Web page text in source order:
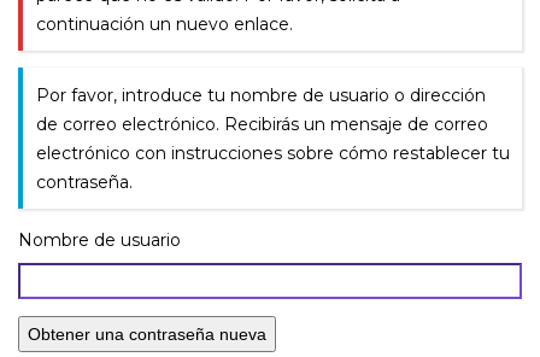
continuación un nuevo enlace.
Por favor, introduce tu nombre de usuario o dirección
de correo electrónico. Recibirás un mensaje de correo
electrónico con instrucciones sobre cómo restablecer tu
contraseña.
Nombre de usuario
Obtener una contraseña nueva